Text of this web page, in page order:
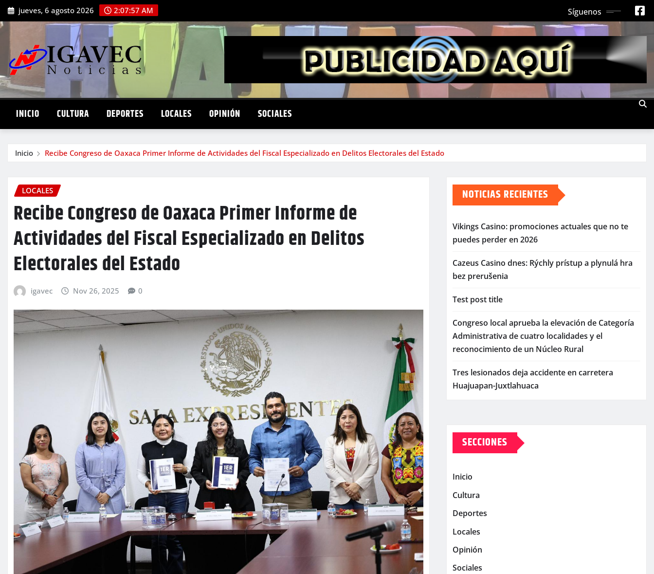
Saltar
al
contenido
jueves, 6 agosto 2026 2:07:59 AM Síguenos
INICIO CULTURA DEPORTES LOCALES OPINIÓN SOCIALES
Inicio Recibe Congreso de Oaxaca Primer Informe de Actividades del Fiscal Especializado en Delitos Electorales del Estado
LOCALES
Recibe Congreso de Oaxaca Primer Informe de
Actividades del Fiscal Especializado en Delitos
Electorales del Estado
igavec Nov 26, 2025 0
NOTICIAS RECIENTES
Vikings Casino: promociones actuales que no te
puedes perder en 2026
Cazeus Casino dnes: Rýchly prístup a plynulá hra
bez prerušenia
Test post title
Congreso local aprueba la elevación de Categoría
Administrativa de cuatro localidades y el
reconocimiento de un Núcleo Rural
Tres lesionados deja accidente en carretera
Huajuapan-Juxtlahuaca
SECCIONES
Inicio
Cultura
Deportes
Locales
Opinión
Sociales